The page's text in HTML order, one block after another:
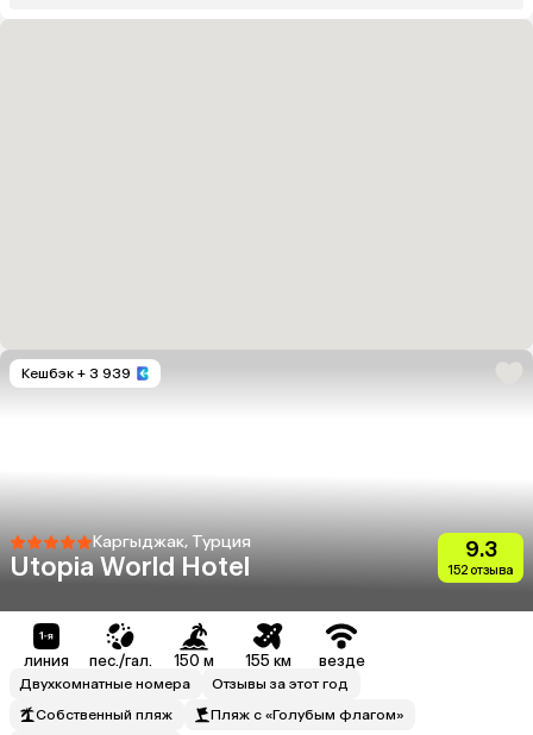
Кешбэк + 3 939
Каргыджак, Турция
Utopia World Hotel
9.3
152 отзыва
линия пес./гал. 150 м 155 км везде
Двухкомнатные номера
Отзывы за этот год
Собственный пляж
Пляж с «Голубым флагом»